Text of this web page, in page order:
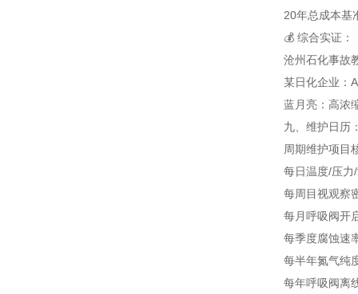
20年总成本基
💰 综合实证：
沧州石化事故
某日化企业：
蓝月亮：高浓
九、维护日历
周期维护项目
每日温度/压力
每周 目视观察
每月呼吸阀开
每季度腐蚀速
每半年氮气纯
每年呼吸阀离